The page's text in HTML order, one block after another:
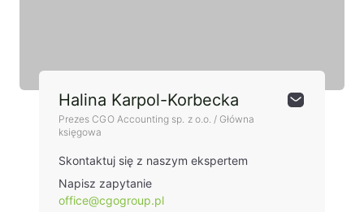
Halina Karpol-Korbecka
Prezes CGO Accounting sp. z o.o. / Główna
księgowa
Skontaktuj się z naszym ekspertem
Napisz zapytanie
office@cgogroup.pl